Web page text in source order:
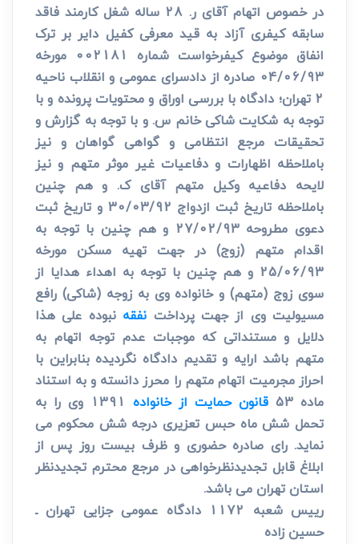
در خصوص اتهام آقای ر. 28 ساله شغل کارمند فاقد
سابقه کیفری آزاد به قید معرفی کفیل دایر بر ترک
انفاق موضوع کیفرخواست شماره 002181 مورخه
04/06/93 صادره از دادسرای عمومی و انقلاب ناحیه
2 تهران؛ دادگاه با بررسی اوراق و محتویات پرونده و با
توجه به شکایت شاکی خانم س. و با توجه به گزارش و
تحقیقات مرجع انتظامی و گواهی گواهان و نیز
باملاحظه اظهارات و دفاعیات غیر موثر متهم و نیز
لایحه دفاعیه وکیل متهم آقای ک. و هم چنین
باملاحظه تاریخ ثبت ازدواج 30/03/92 و تاریخ ثبت
دعوی مطروحه 27/02/93 و هم چنین با توجه به
اقدام متهم (زوج) در جهت تهیه مسکن مورخه
25/06/93 و هم چنین با توجه به اهداء هدایا از
سوی زوج (متهم) و خانواده وی به زوجه (شاکی) رافع
مسیولیت وی از جهت پرداخت نفقه نبوده علی هذا
دلایل و مستنداتی که موجبات عدم توجه اتهام به
متهم باشد ارایه و تقدیم دادگاه نگردیده بنابراین با
احراز مجرمیت اتهام متهم را محرز دانسته و به استناد
ماده 53
قانون حمایت از خانواده
1391 وی را به
تحمل شش ماه حبس تعزیری درجه شش محکوم می
نماید. رای صادره حضوری و ظرف بیست روز پس از
ابلاغ قابل تجدیدنظرخواهی در مرجع محترم تجدیدنظر
استان تهران می باشد.
رییس شعبه 1172 دادگاه عمومی جزایی تهران ـ
حسین زاده